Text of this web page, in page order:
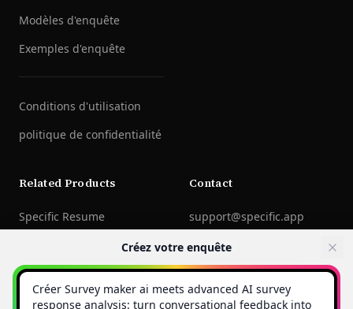
Créez votre enquête
Modèles d'enquête
Exemples d'enquête
Conditions d'utilisation
politique de confidentialité
Related Products
Specific Resume
Contact
support@specific.app
LinkedIn